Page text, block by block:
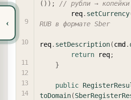
‹
( ) ) ;
// рубли → копейки
        req
. setCurrency
RUB в формате Sber
req. setDescription(cmd.
return req;
}
public
toDomain(